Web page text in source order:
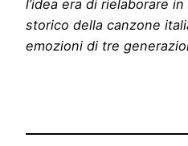
l’idea era di rielaborare
storico della canzone
emozioni di tre